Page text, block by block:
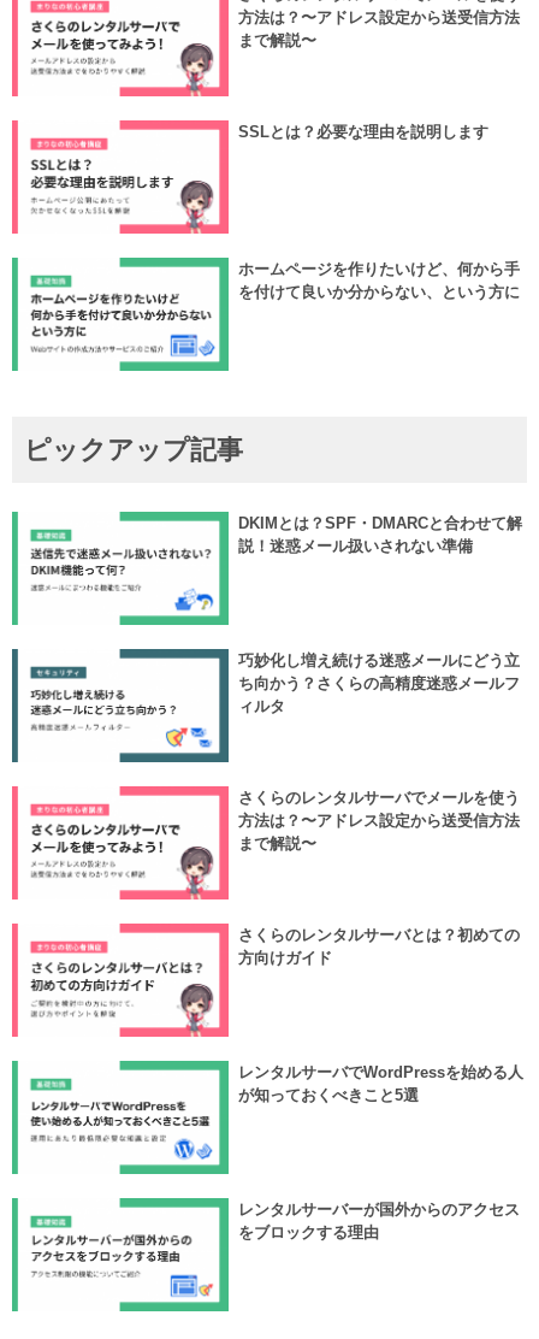
方法は？〜アドレス設定から送受信方法
まで解説〜
SSLとは？必要な理由を説明します
ホームページを作りたいけど、何から手
を付けて良いか分からない、という方に
ピックアップ記事
DKIMとは？SPF・DMARCと合わせて解
説！迷惑メール扱いされない準備
巧妙化し増え続ける迷惑メールにどう立
ち向かう？さくらの高精度迷惑メールフ
ィルタ
さくらのレンタルサーバでメールを使う
方法は？〜アドレス設定から送受信方法
まで解説〜
さくらのレンタルサーバとは？初めての
方向けガイド
レンタルサーバでWordPressを始める人
が知っておくべきこと5選
レンタルサーバーが国外からのアクセス
をブロックする理由